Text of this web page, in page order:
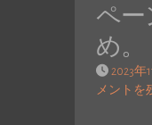
ペー
め。
2023年
メントを